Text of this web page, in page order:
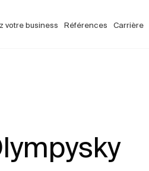
votre business Références Carrière